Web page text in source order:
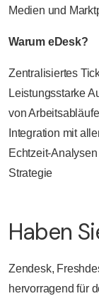
Medien und
Warum eDesk?
Zentralisiertes
Leistungsstarke
von
Integration mit
Echtzeit-
Strategie
Haben
Zendesk,
hervorragend für